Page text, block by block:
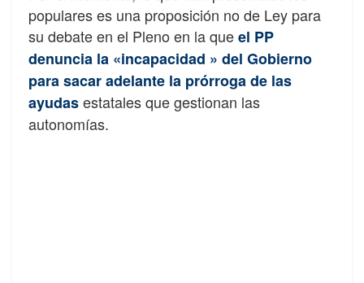
populares es una proposición no de Ley para
su debate en el Pleno en la queel PP
denuncia la «incapacidad » del Gobierno
para sacar adelante la prórroga de las
ayudasestatales que gestionan las
autonomías.